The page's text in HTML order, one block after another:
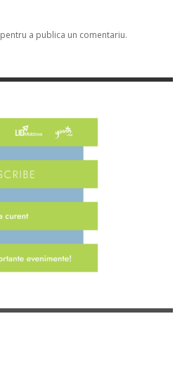
pentru a publica un comentariu.